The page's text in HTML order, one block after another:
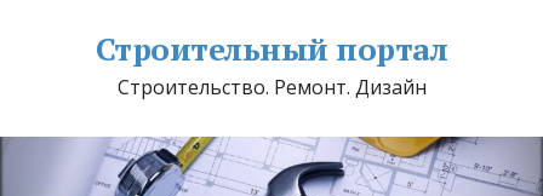
Строительный портал
Строительство. Ремонт. Дизайн